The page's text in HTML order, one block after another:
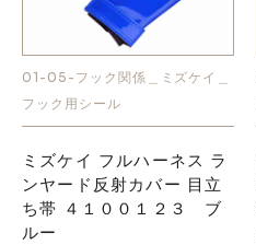
01-05-フック関係＿ミズケイ＿
フック用シール
ミズケイ フルハーネス ラ
ンヤード反射カバー 目立
ち帯 ４１００１２３ ブ
ルー